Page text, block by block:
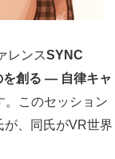
レンスSYNC
を創る ― 自律キャ
。このセッション
が、同氏がVR世界